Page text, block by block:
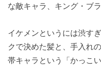
な敵キャラ、キング・ブ
イケメンというには渋す
クで決めた髪と、手入れ
帯キャラという「かっこ